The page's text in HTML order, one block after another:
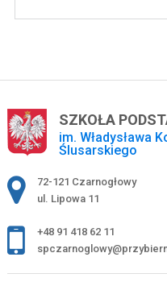
SZKOŁA
im. Władysława
Ślusarskiego
Adres pocztowy:
72-121 Czarnogłowy
ul. Lipowa 11
+48 91 418 62 11